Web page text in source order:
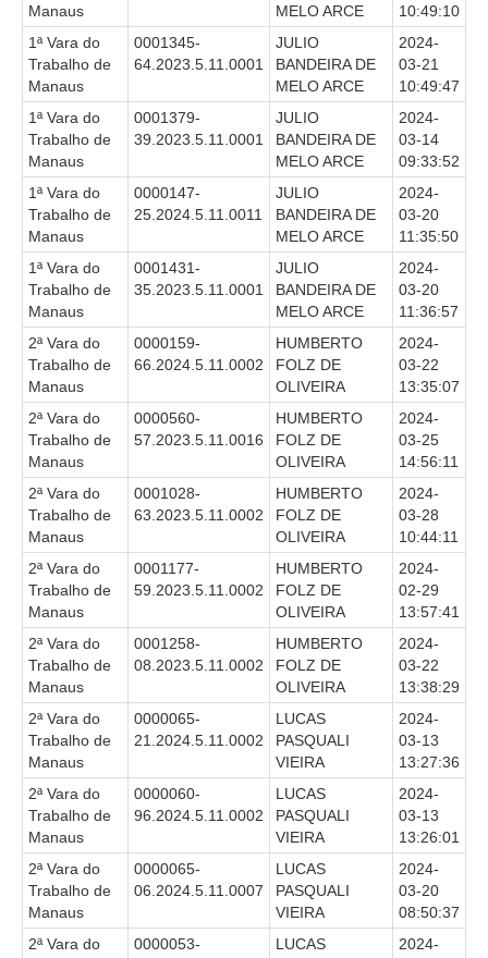
Grupo Operacional do Centro de Inteligência
Comitê de Equidade de Raça, Gênero e Diversidade
Comitê PopRuaJud
Comissão de Justiça Itinerante
Comissão Permanente de Avaliação Documental
Automação e IA
Governança
Gestão Estratégica
Governança das Contratações Obras
Rede de Governança Colaborativa
Gestão de Riscos
Laboratório de Inovação
Assessoria de Governança de Gestão de Pessoas
Sites Institucionais
Centro de Memória
Educação a distância
Responsabilidade Socioambiental
Comissão Permanente de Acessibilidade e Inclusão
Serviços
Manaus
MELO ARCE
10:49:10
1ª Vara do
Trabalho de
Manaus
0001345-
64.2023.5.11.0001
JULIO
BANDEIRA DE
MELO ARCE
2024-
03-21
10:49:47
1ª Vara do
Trabalho de
Manaus
0001379-
39.2023.5.11.0001
JULIO
BANDEIRA DE
MELO ARCE
2024-
03-14
09:33:52
1ª Vara do
Trabalho de
Manaus
0000147-
25.2024.5.11.0011
JULIO
BANDEIRA DE
MELO ARCE
2024-
03-20
11:35:50
1ª Vara do
Trabalho de
Manaus
0001431-
35.2023.5.11.0001
JULIO
BANDEIRA DE
MELO ARCE
2024-
03-20
11:36:57
2ª Vara do
Trabalho de
Manaus
0000159-
66.2024.5.11.0002
HUMBERTO
FOLZ DE
OLIVEIRA
2024-
03-22
13:35:07
2ª Vara do
Trabalho de
Manaus
0000560-
57.2023.5.11.0016
HUMBERTO
FOLZ DE
OLIVEIRA
2024-
03-25
14:56:11
2ª Vara do
Trabalho de
Manaus
0001028-
63.2023.5.11.0002
HUMBERTO
FOLZ DE
OLIVEIRA
2024-
03-28
10:44:11
2ª Vara do
Trabalho de
Manaus
0001177-
59.2023.5.11.0002
HUMBERTO
FOLZ DE
OLIVEIRA
2024-
02-29
13:57:41
2ª Vara do
Trabalho de
Manaus
0001258-
08.2023.5.11.0002
HUMBERTO
FOLZ DE
OLIVEIRA
2024-
03-22
13:38:29
2ª Vara do
Trabalho de
Manaus
0000065-
21.2024.5.11.0002
LUCAS
PASQUALI
VIEIRA
2024-
03-13
13:27:36
2ª Vara do
Trabalho de
Manaus
0000060-
96.2024.5.11.0002
LUCAS
PASQUALI
VIEIRA
2024-
03-13
13:26:01
2ª Vara do
Trabalho de
Manaus
0000065-
06.2024.5.11.0007
LUCAS
PASQUALI
VIEIRA
2024-
03-20
08:50:37
2ª Vara do
0000053-
LUCAS
2024-